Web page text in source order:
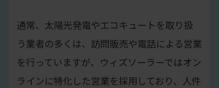
通常、太陽光発電やエコキュートを取り扱
う業者の多くは、訪問販売や電話による営業
を行っていますが、ウィズソーラーではオン
ラインに特化した営業を採用しており、人件